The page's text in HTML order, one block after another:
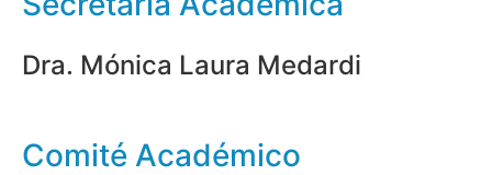
Dra. Mónica Laura Medardi
Comité Académico